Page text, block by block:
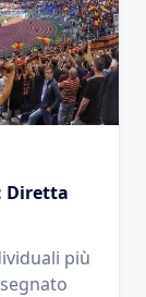
Diretta
più